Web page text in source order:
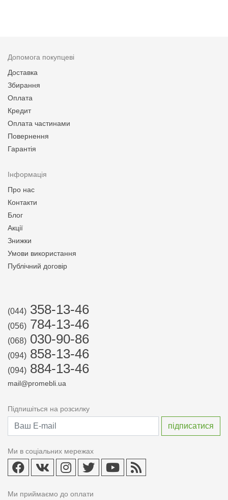
Допомога покупцеві
Доставка
Збирання
Оплата
Кредит
Оплата частинами
Повернення
Гарантія
Інформація
Про нас
Контакти
Блог
Акції
Знижки
Умови використання
Публічний договір
(044) 358-13-46
(056) 784-13-46
(068) 030-90-86
(094) 858-13-46
(094) 884-13-46
mail@promebli.ua
Підпишіться на розсилку
Ми в соціальних мережах
Ми приймаємо до оплати